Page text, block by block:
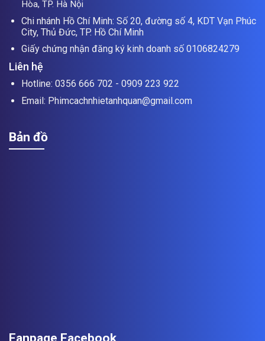
Hòa, TP. Hà Nội
Chi nhánh Hồ Chí Minh: Số 20, đường số 4, KDT Vạn Phúc
City, Thủ Đức, TP. Hồ Chí Minh
Giấy chứng nhận đăng ký kinh doanh số 0106824279
Liên hệ
Hotline: 0356 666 702 - 0909 223 922
Email: Phimcachnhietanhquan@gmail.com
Bản đồ
Fanpage Facebook